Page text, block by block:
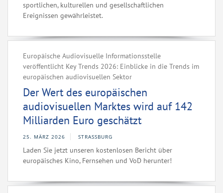
sportlichen, kulturellen und gesellschaftlichen
Ereignissen gewährleistet.
Europäische Audiovisuelle Informationsstelle
veröffentlicht Key Trends 2026: Einblicke in die Trends im
europäischen audiovisuellen Sektor
Der Wert des europäischen
audiovisuellen Marktes wird auf 142
Milliarden Euro geschätzt
25. MÄRZ 2026 STRASSBURG
Laden Sie jetzt unseren kostenlosen Bericht über
europäisches Kino, Fernsehen und VoD herunter!